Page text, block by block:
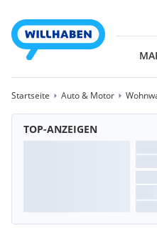
Startseite Auto & Motor
TOP-ANZEIGEN